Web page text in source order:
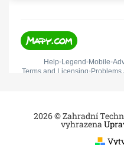
2026 © Zahradní
vyhrazena